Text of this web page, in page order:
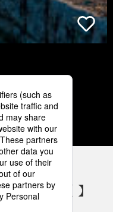
5
アカウント